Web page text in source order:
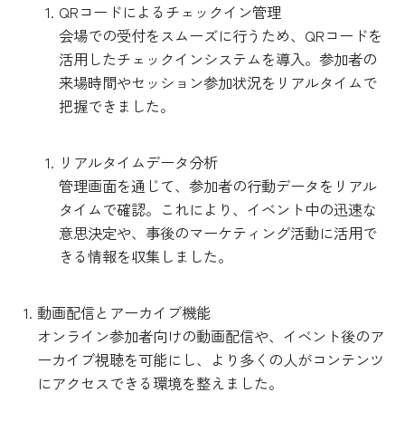
QRコードによるチェックイン管理
会場での受付をスムーズに行うため、QRコードを
活用したチェックインシステムを導入。参加者の
来場時間やセッション参加状況をリアルタイムで
把握できました。
リアルタイムデータ分析
管理画面を通じて、参加者の行動データをリアル
タイムで確認。これにより、イベント中の迅速な
意思決定や、事後のマーケティング活動に活用で
きる情報を収集しました。
動画配信とアーカイブ機能
オンライン参加者向けの動画配信や、イベント後のア
ーカイブ視聴を可能にし、より多くの人がコンテンツ
にアクセスできる環境を整えました。